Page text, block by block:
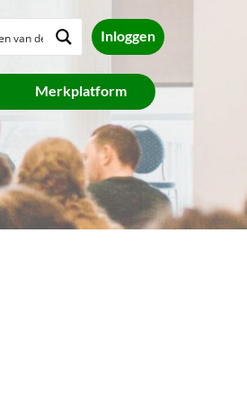
Inloggen
Merkplatform